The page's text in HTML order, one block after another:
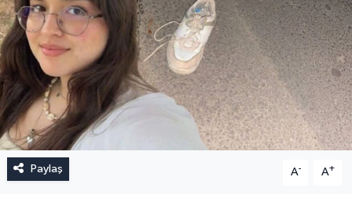
Paylaş A- A+